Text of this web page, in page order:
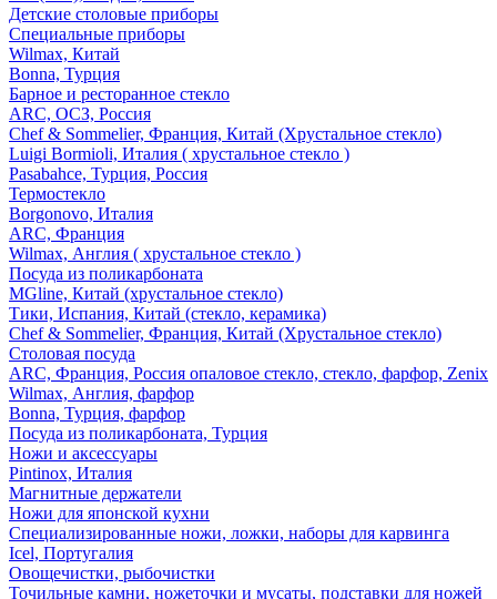
Детские столовые приборы
Специальные приборы
Wilmax, Китай
Bonna, Турция
Барное и ресторанное стекло
ARC, ОСЗ, Россия
Chef & Sommelier, Франция, Китай (Хрустальное стекло)
Luigi Bormioli, Италия ( хрустальное стекло )
Pasabahce, Турция, Россия
Термостекло
Borgonovo, Италия
ARC, Франция
Wilmax, Англия ( хрустальное стекло )
Посуда из поликарбоната
MGline, Китай (хрустальное стекло)
Тики, Испания, Китай (стекло, керамика)
Chef & Sommelier, Франция, Китай (Хрустальное стекло)
Столовая посуда
ARC, Франция, Россия опаловое стекло, стекло, фарфор, Zenix
Wilmax, Англия, фарфор
Bonna, Турция, фарфор
Посуда из поликарбоната, Турция
Ножи и аксессуары
Pintinox, Италия
Магнитные держатели
Ножи для японской кухни
Специализированные ножи, ложки, наборы для карвинга
Icel, Португалия
Овощечистки, рыбочистки
Точильные камни, ножеточки и мусаты, подставки для ножей